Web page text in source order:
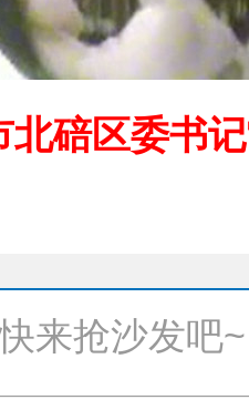
北碚区委书
来抢沙发吧~